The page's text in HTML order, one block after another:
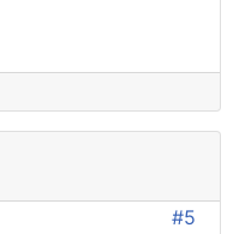
#5